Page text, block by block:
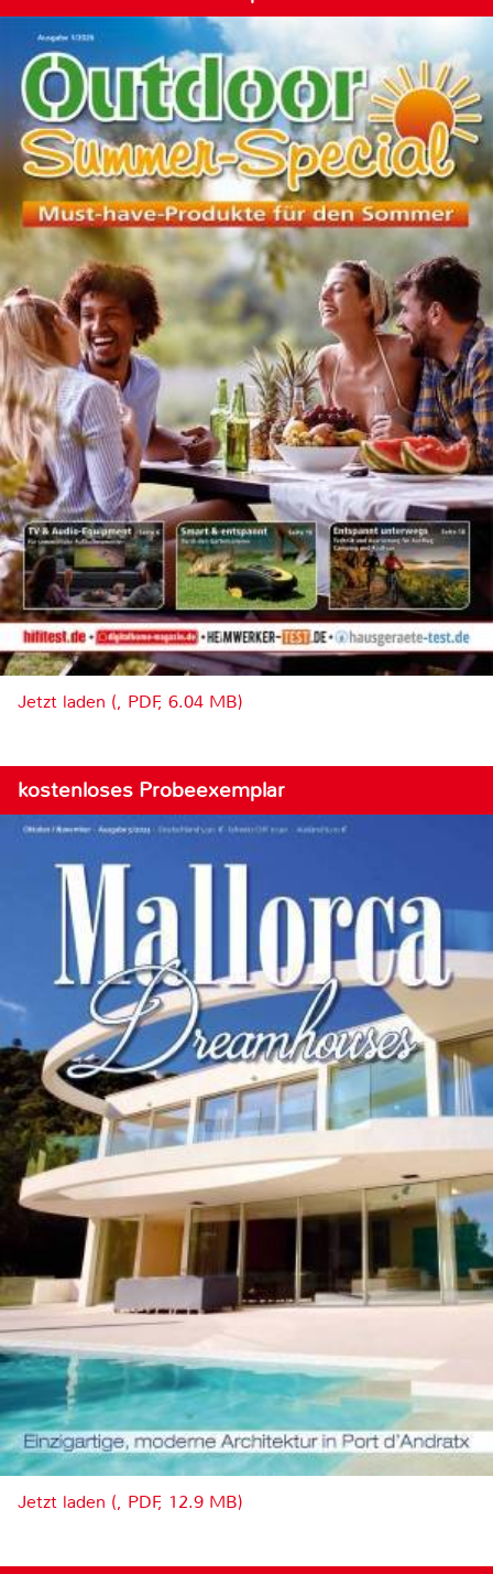
Jetzt laden (, PDF, 6.04 MB)
kostenloses Probeexemplar
Jetzt laden (, PDF, 12.9 MB)